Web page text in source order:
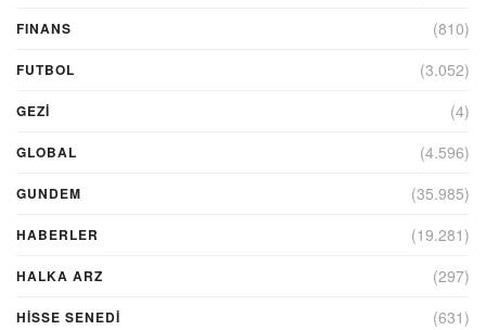
FINANS (810)
FUTBOL (3.052)
GEZI (4)
GLOBAL (4.596)
GUNDEM (35.985)
HABERLER (19.281)
HALKA ARZ (297)
HİSSE SENEDİ (631)